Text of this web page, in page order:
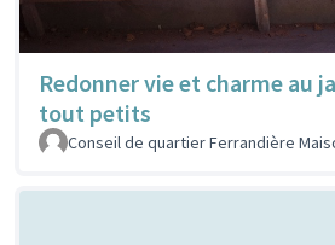
Redonner vie et charme au
tout petits
Conseil de quartier Ferrandière